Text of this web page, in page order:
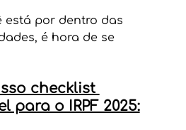
está por dentro das
é hora de se
checklist
para o IRPF 2025: